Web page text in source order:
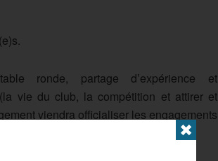
ronde, partage d’expérience et
vie du club, la compétition et attirer et
viendra officialiser les engagements
✖